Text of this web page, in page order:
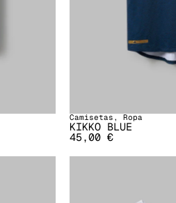
Camisetas , Ropa
KIKKO BLUE
45,00 €